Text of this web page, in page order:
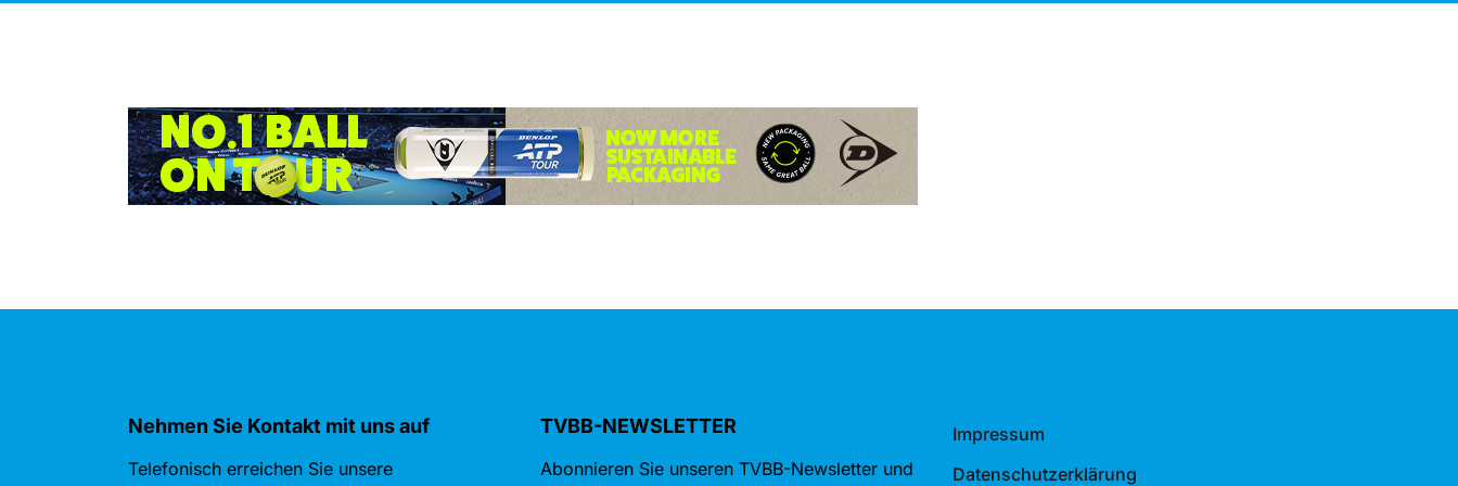
Nehmen Sie Kontakt mit uns auf
Telefonisch erreichen Sie unsere
TVBB-NEWSLETTER
Abonnieren Sie unseren TVBB-Newsletter und
Impressum
Datenschutzerklärung